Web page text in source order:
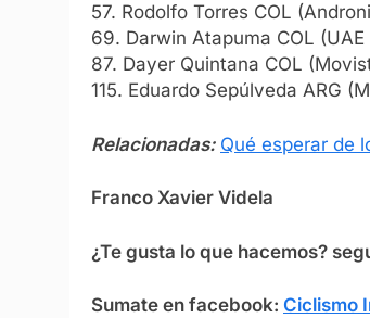
57. Rodolfo Torres COL
69. Darwin Atapuma COL (UAE
87. Dayer Quintana COL
115. Eduardo Sepúlveda ARG
Relacionadas: Qué esperar de
Franco Xavier Videla
¿Te gusta lo que hacemos?
Sumate en facebook: Ciclismo